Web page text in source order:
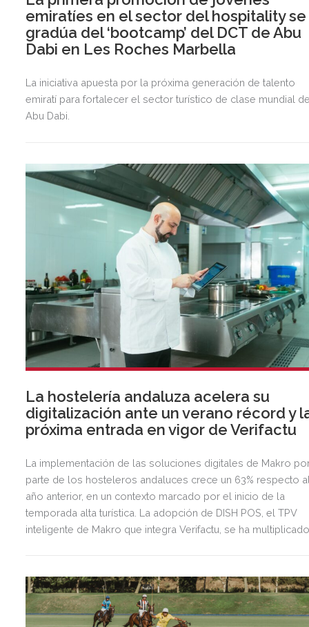
emiratíes en el sector del hospitality se
gradúa del ‘bootcamp’ del DCT de Abu
Dabi en Les Roches Marbella
La iniciativa apuesta por la próxima generación de talento
emiratí para fortalecer el sector turístico de clase mundial
Abu Dabi.
La hostelería andaluza acelera su
digitalización ante un verano récord y
próxima entrada en vigor de Verifactu
La implementación de las soluciones digitales de Makro
parte de los hosteleros andaluces crece un 63% respecto
año anterior, en un contexto marcado por el inicio de la
temporada alta turística. La adopción de DISH POS, el TPV
inteligente de Makro que integra Verifactu, se ha